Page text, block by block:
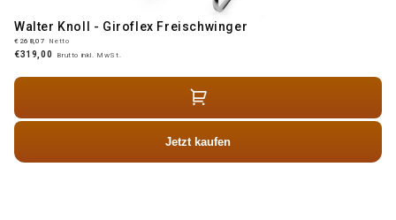
Walter Knoll - Giroflex Freischwinger
€268,07 Netto
€319,00 Brutto inkl. MwSt.
Jetzt kaufen